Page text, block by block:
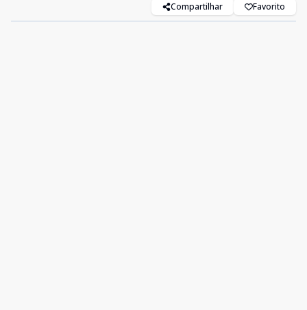
Compartilhar Favorito